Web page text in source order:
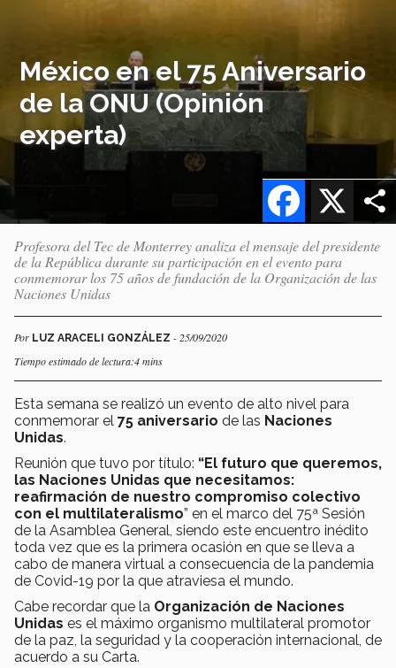
México en el 75 Aniversario
de la ONU (Opinión
experta)
X
Facebook
Profesora del Tec de Monterrey analiza el mensaje del presidente
de la República durante su participación en el evento para
conmemorar los 75 años de fundación de la Organización de las
Naciones Unidas
Por LUZ ARACELI GONZÁLEZ - 25/09/2020
Tiempo estimado de lectura:4 mins
Esta semana se realizó un evento de alto nivel para
conmemorar el 75 aniversario de las Naciones
Unidas.
Reunión que tuvo por título: “El futuro que queremos,
las Naciones Unidas que necesitamos:
reafirmación de nuestro compromiso colectivo
con el multilateralismo” en el marco del 75ª Sesión
de la Asamblea General, siendo este encuentro inédito
toda vez que es la primera ocasión en que se lleva a
cabo de manera virtual a consecuencia de la pandemia
de Covid-19 por la que atraviesa el mundo.
Cabe recordar que la Organización de Naciones
Unidas es el máximo organismo multilateral promotor
de la paz, la seguridad y la cooperación internacional, de
acuerdo a su Carta.